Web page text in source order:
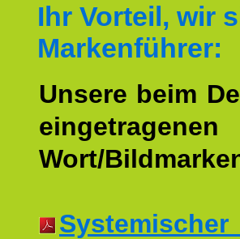
Ihr Vorteil, wir
Markenführer:
Unsere beim
Wort/